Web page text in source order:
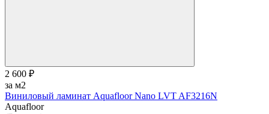
2 600 ₽
за м2
Виниловый ламинат Aquafloor Nano LVT AF3216N
Aquafloor